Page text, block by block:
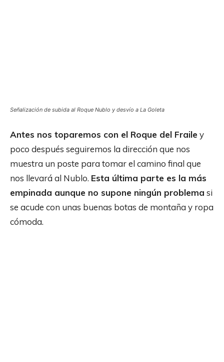
Señalización de subida al Roque Nublo y desvío a La Goleta
Antes nos toparemos con el Roque del Fraile y
poco después seguiremos la dirección que nos
muestra un poste para tomar el camino final que
nos llevará al Nublo. Esta última parte es la más
empinada aunque no supone ningún problema si
se acude con unas buenas botas de montaña y ropa
cómoda.